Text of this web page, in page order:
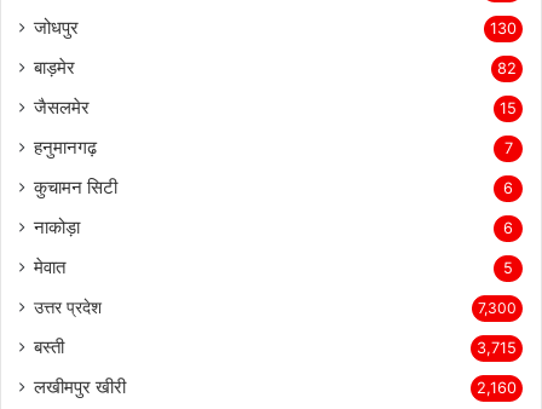
जोधपुर 130
बाड़मेर 82
जैसलमेर 15
हनुमानगढ़ 7
कुचामन सिटी 6
नाकोड़ा 6
मेवात 5
उत्तर प्रदेश 7,300
बस्ती 3,715
लखीमपुर खीरी 2,160